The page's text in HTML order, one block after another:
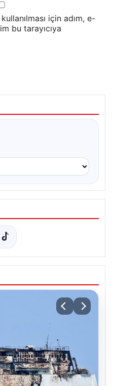
için adım, e-
bu tarayıcıya